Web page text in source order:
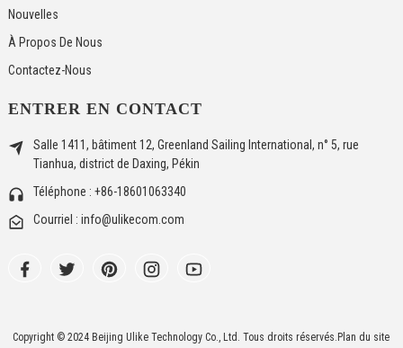
Nouvelles
À Propos De Nous
Contactez-Nous
ENTRER EN CONTACT
Salle 1411, bâtiment 12, Greenland Sailing International, n° 5, rue
Tianhua, district de Daxing, Pékin
Téléphone : +86-18601063340
Courriel : info@ulikecom.com
Copyright © 2024 Beijing Ulike Technology Co., Ltd. Tous droits réservés. Plan du site